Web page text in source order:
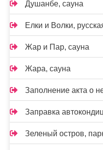
Душанбе, сауна
Елки и Волки,
Жар и Пар, сауна
Жара, сауна
Заполнение акта о
Заправка
Зеленый остров,